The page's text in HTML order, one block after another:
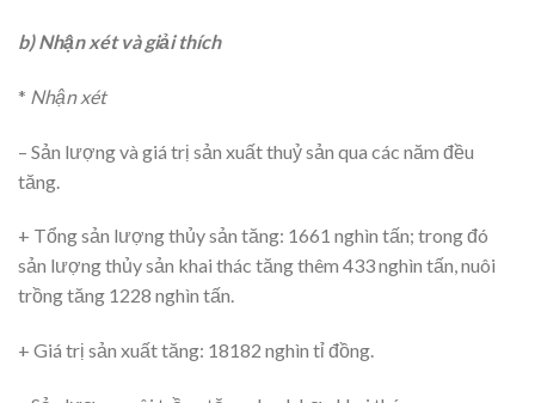
b) Nhận xét và giải thích
* Nhận xét
– Sản lượng và giá trị sản xuất thuỷ sản qua các năm đều
tăng.
+ Tổng sản lượng thủy sản tăng: 1661 nghìn tấn; trong đó
sản lượng thủy sản khai thác tăng thêm 433 nghìn tấn, nuôi
trồng tăng 1228 nghìn tấn.
+ Giá trị sản xuất tăng: 18182 nghìn tỉ đồng.